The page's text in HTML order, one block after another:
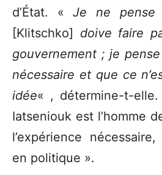
d’État. «Je ne pense
[Klitschko] doive faire
gouvernement ; je
nécessaire et que ce
idée« , détermine-t-
Iatseniouk est l’homme
l’expérience
en politique ».